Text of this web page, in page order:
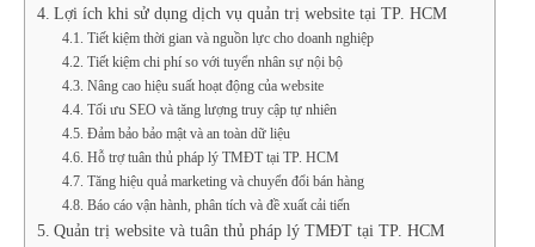
Lợi ích khi sử dụng dịch vụ quản trị website tại TP. HCM
Tiết kiệm thời gian và nguồn lực cho doanh nghiệp
Tiết kiệm chi phí so với tuyển nhân sự nội bộ
Nâng cao hiệu suất hoạt động của website
Tối ưu SEO và tăng lượng truy cập tự nhiên
Đảm bảo bảo mật và an toàn dữ liệu
Hỗ trợ tuân thủ pháp lý TMĐT tại TP. HCM
Tăng hiệu quả marketing và chuyển đổi bán hàng
Báo cáo vận hành, phân tích và đề xuất cải tiến
Quản trị website và tuân thủ pháp lý TMĐT tại TP. HCM